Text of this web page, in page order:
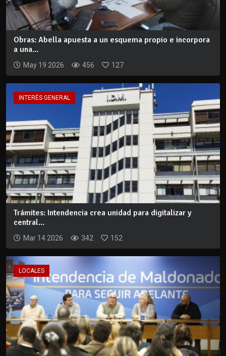
Obras: Abella apuesta a un esquema propio e incorpora
a una...
May 19 2026 456 127
INTERÉS GENERAL
Trámites: Intendencia crea unidad para digitalizar y
central...
Mar 14 2026 342 152
LOCALES